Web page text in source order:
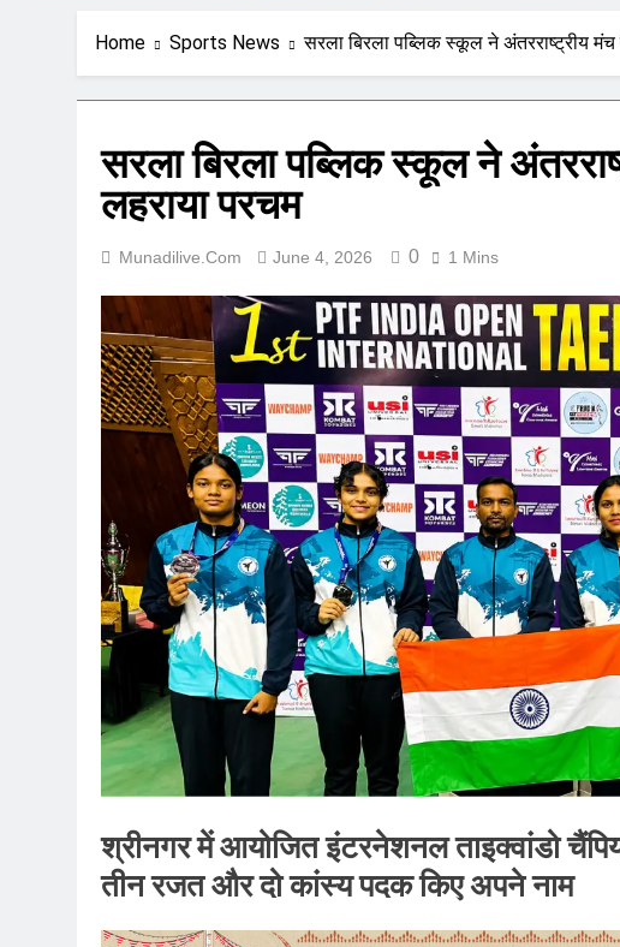
Home Sports News सरला बिरला पब्लिक स्कूल ने अंतरराष्ट्रीय
सरला बिरला पब्लिक स्कूल ने
लहराया परचम
Munadilive.com June 4, 2026 0 1 Mins
श्रीनगर में आयोजित इंटरनेशनल ताइक्वांडो
तीन रजत और दो कांस्य पदक किए अपने नाम